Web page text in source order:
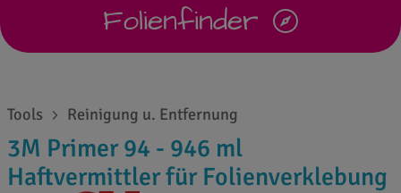
Folienfinder
Tools Reinigung u. Entfernung
3M Primer 94 - 946 ml
Haftvermittler für Folienverklebung